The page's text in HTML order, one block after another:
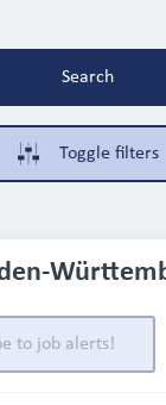
Search
Toggle filters
to job alerts!